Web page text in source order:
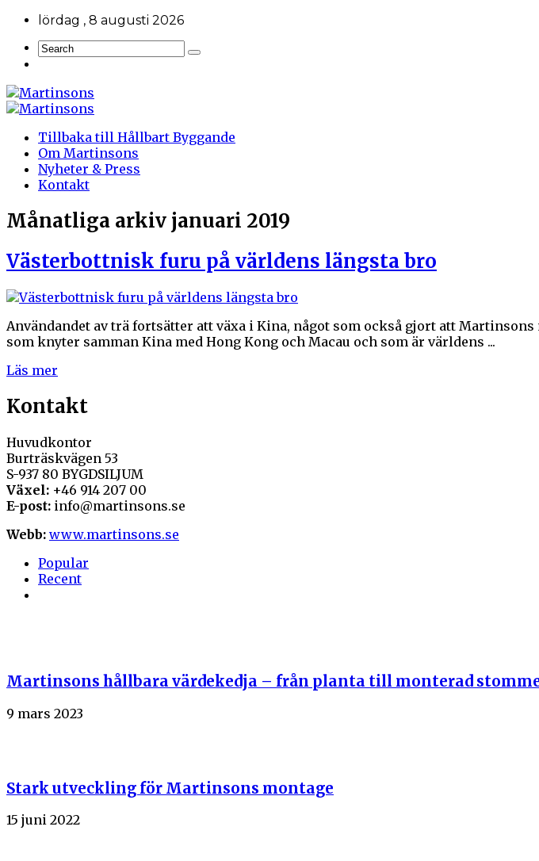
lördag , 8 augusti 2026
Tillbaka till Hållbart Byggande
Om Martinsons
Nyheter & Press
Kontakt
Månatliga arkiv januari 2019
Västerbottnisk furu på världens längsta bro
Användandet av trä fortsätter att växa i Kina, något som också gjort att
som knyter samman Kina med Hong Kong och Macau och som är världens ...
Läs mer
Kontakt
Huvudkontor
Burträskvägen 53
S-937 80 BYGDSILJUM
Växel: +46 914 207 00
E-post: info@martinsons.se
Webb: www.martinsons.se
Popular
Recent
Martinsons hållbara värdekedja – från planta till monterad
9 mars 2023
Stark utveckling för Martinsons montage
15 juni 2022